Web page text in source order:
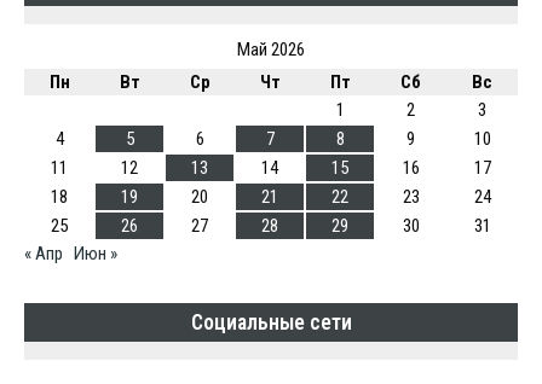
Май 2026
Пн
Вт Ср Чт Пт Сб
Вс
1
2
3
4
5 6 7 8 9
10
11
12 13 14 15 16
17
18
19 20 21 22 23
24
25
26 27 28 29 30
31
« Апр Июн »
Социальные сети